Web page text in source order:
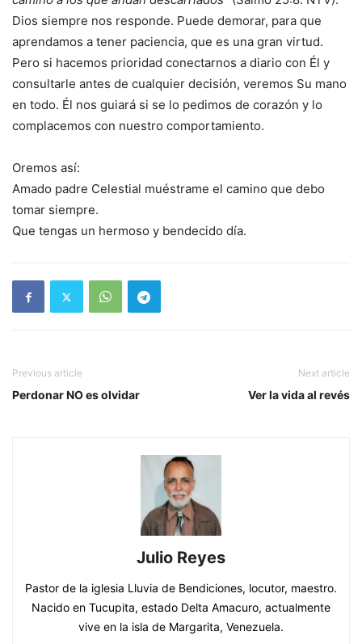
Dios siempre nos responde. Puede demorar, para que
aprendamos a tener paciencia, que es una gran virtud.
Pero si hacemos prioridad conectarnos a diario con Él y
consultarle antes de cualquier decisión, veremos Su mano
en todo. Él nos guiará si se lo pedimos de corazón y lo
complacemos con nuestro comportamiento.
Oremos así:
Amado padre Celestial muéstrame el camino que debo
tomar siempre.
Que tengas un hermoso y bendecido día.
Previous article
Perdonar NO es olvidar
Next article
Ver la vida al revés
Julio Reyes
Pastor de la iglesia Lluvia de Bendiciones, locutor, maestro.
Nacido en Tucupita, estado Delta Amacuro, actualmente
vive en la isla de Margarita, Venezuela.